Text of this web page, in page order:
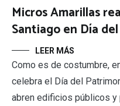
Micros Amarillas
Santiago en Día
LEER MÁS
Como es de costumbre,
celebra el Día del
abren edificios públicos y